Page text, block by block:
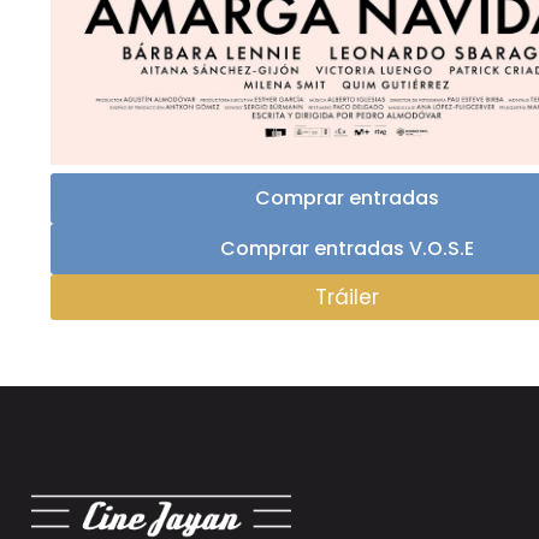
Comprar entradas
Comprar entradas V.O.S.E
Tráiler